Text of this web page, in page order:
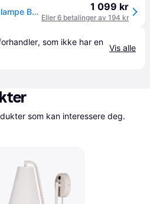
FRANDSEN Designer vegglampe Ball Magnet, Hvit / opal, Stue / spisestue, Metall, Design 1 099 kr
Eller 6 betalinger av 194 kr
, som ikke har en
Vis alle